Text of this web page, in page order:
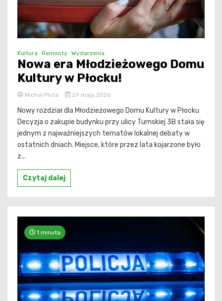
Kultura Remonty Wydarzenia
Nowa era Młodzieżowego Domu
Kultury w Płocku!
Michał Pluta 29 maja 2026
Nowy rozdział dla Młodzieżowego Domu Kultury w Płocku
Decyzja o zakupie budynku przy ulicy Tumskiej 3B stała się
jednym z najważniejszych tematów lokalnej debaty w
ostatnich dniach. Miejsce, które przez lata kojarzone było
z...
Czytaj dalej
1 minuta